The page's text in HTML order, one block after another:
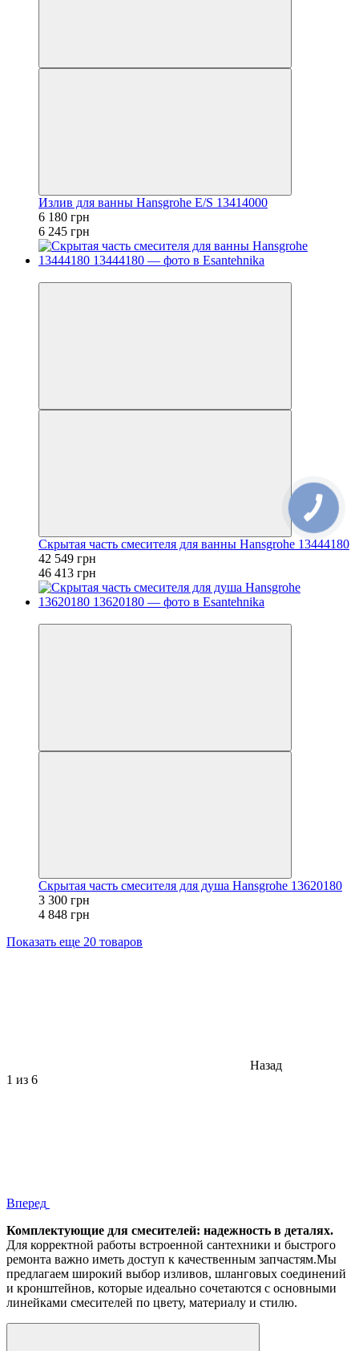
Излив для ванны Hansgrohe E/S 13414000
6 180 грн
6 245 грн
Скрытая часть смесителя для ванны Hansgrohe 13444180
42 549 грн
46 413 грн
Скрытая часть смесителя для душа Hansgrohe 13620180
3 300 грн
4 848 грн
Показать еще 20 товаров
Назад
1 из 6
Вперед
Комплектующие для смесителей: надежность в деталях.
Для корректной работы встроенной сантехники и быстрого
ремонта важно иметь доступ к качественным запчастям.Мы
предлагаем широкий выбор изливов, шланговых соединений
и кронштейнов, которые идеально сочетаются с основными
линейками смесителей по цвету, материалу и стилю.